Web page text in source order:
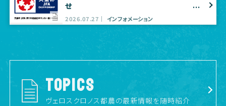
せ
2026.07.27 インフォメーション
TOPICS
ヴェロスクロノス都農の最新情報を随時紹介